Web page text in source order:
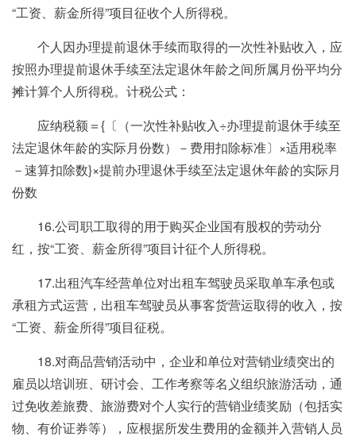
“工资、薪金所得”项目征收个人所得税。
个人因办理提前退休手续而取得的一次性补贴收入，应
按照办理提前退休手续至法定退休年龄之间所属月份平均分
摊计算个人所得税。计税公式：
应纳税额＝{〔（一次性补贴收入÷办理提前退休手续至
法定退休年龄的实际月份数）－费用扣除标准〕×适用税率
－速算扣除数}×提前办理退休手续至法定退休年龄的实际月
份数
16.公司职工取得的用于购买企业国有股权的劳动分
红，按“工资、薪金所得”项目计征个人所得税。
17.出租汽车经营单位对出租车驾驶员采取单车承包或
承租方式运营，出租车驾驶员从事客货营运取得的收入，按
“工资、薪金所得”项目征税。
18.对商品营销活动中，企业和单位对营销业绩突出的
雇员以培训班、研讨会、工作考察等名义组织旅游活动，通
过免收差旅费、旅游费对个人实行的营销业绩奖励（包括实
物、有价证券等），应根据所发生费用的金额并入营销人员